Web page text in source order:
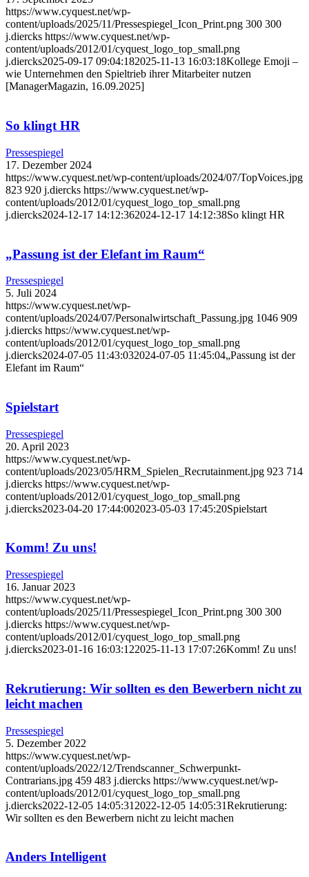
https://www.cyquest.net/wp-
content/uploads/2025/11/Pressespiegel_Icon_Print.png 300 300
j.diercks https://www.cyquest.net/wp-
content/uploads/2012/01/cyquest_logo_top_small.png
j.diercks2025-09-17 09:04:182025-11-13 16:03:18Kollege Emoji –
wie Unternehmen den Spieltrieb ihrer Mitarbeiter nutzen
[ManagerMagazin, 16.09.2025]
So klingt HR
Pressespiegel
17. Dezember 2024
https://www.cyquest.net/wp-content/uploads/2024/07/TopVoices.jpg
823 920 j.diercks https://www.cyquest.net/wp-
content/uploads/2012/01/cyquest_logo_top_small.png
j.diercks2024-12-17 14:12:362024-12-17 14:12:38So klingt HR
„Passung ist der Elefant im Raum“
Pressespiegel
5. Juli 2024
https://www.cyquest.net/wp-
content/uploads/2024/07/Personalwirtschaft_Passung.jpg 1046 909
j.diercks https://www.cyquest.net/wp-
content/uploads/2012/01/cyquest_logo_top_small.png
j.diercks2024-07-05 11:43:032024-07-05 11:45:04„Passung ist der
Elefant im Raum“
Spielstart
Pressespiegel
20. April 2023
https://www.cyquest.net/wp-
content/uploads/2023/05/HRM_Spielen_Recrutainment.jpg 923 714
j.diercks https://www.cyquest.net/wp-
content/uploads/2012/01/cyquest_logo_top_small.png
j.diercks2023-04-20 17:44:002023-05-03 17:45:20Spielstart
Komm! Zu uns!
Pressespiegel
16. Januar 2023
https://www.cyquest.net/wp-
content/uploads/2025/11/Pressespiegel_Icon_Print.png 300 300
j.diercks https://www.cyquest.net/wp-
content/uploads/2012/01/cyquest_logo_top_small.png
j.diercks2023-01-16 16:03:122025-11-13 17:07:26Komm! Zu uns!
Rekrutierung: Wir sollten es den Bewerbern nicht zu
leicht machen
Pressespiegel
5. Dezember 2022
https://www.cyquest.net/wp-
content/uploads/2022/12/Trendscanner_Schwerpunkt-
Contrarians.jpg 459 483 j.diercks https://www.cyquest.net/wp-
content/uploads/2012/01/cyquest_logo_top_small.png
j.diercks2022-12-05 14:05:31 2022-12-05 14:05:31Rekrutierung:
Wir sollten es den Bewerbern nicht zu leicht machen
Anders Intelligent